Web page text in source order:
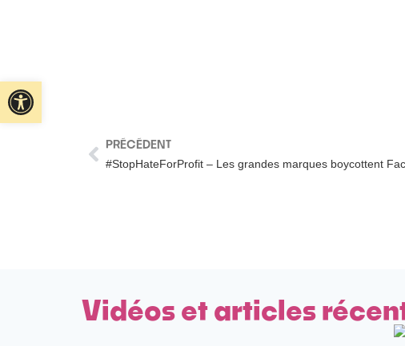
PRÉCÉDENT
#StopHateForProfit – Les grandes marques boycottent
Vidéos et articles
Ouvrir la barre d’outils